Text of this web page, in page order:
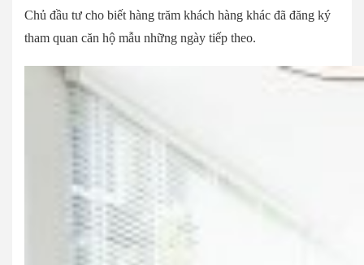
Chủ đầu tư cho biết hàng trăm khách hàng khác đã đăng ký
tham quan căn hộ mẫu những ngày tiếp theo.